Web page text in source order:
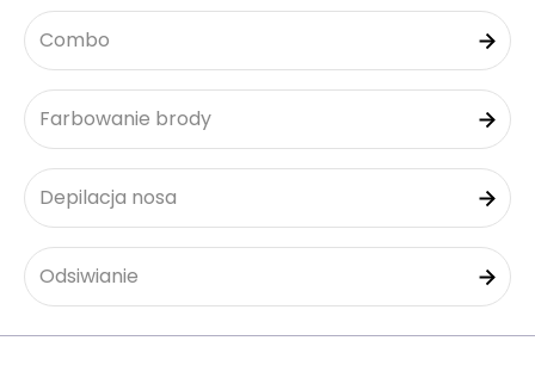
Combo
Farbowanie brody
Depilacja nosa
Odsiwianie